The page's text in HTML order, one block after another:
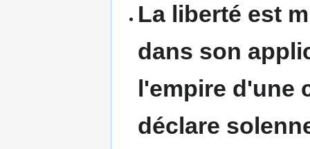
La liberté est
dans son
l'empire d'une
déclare